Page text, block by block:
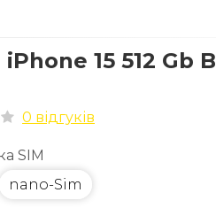
15 512 Gb
0 відгуків
SIM
nano-Sim